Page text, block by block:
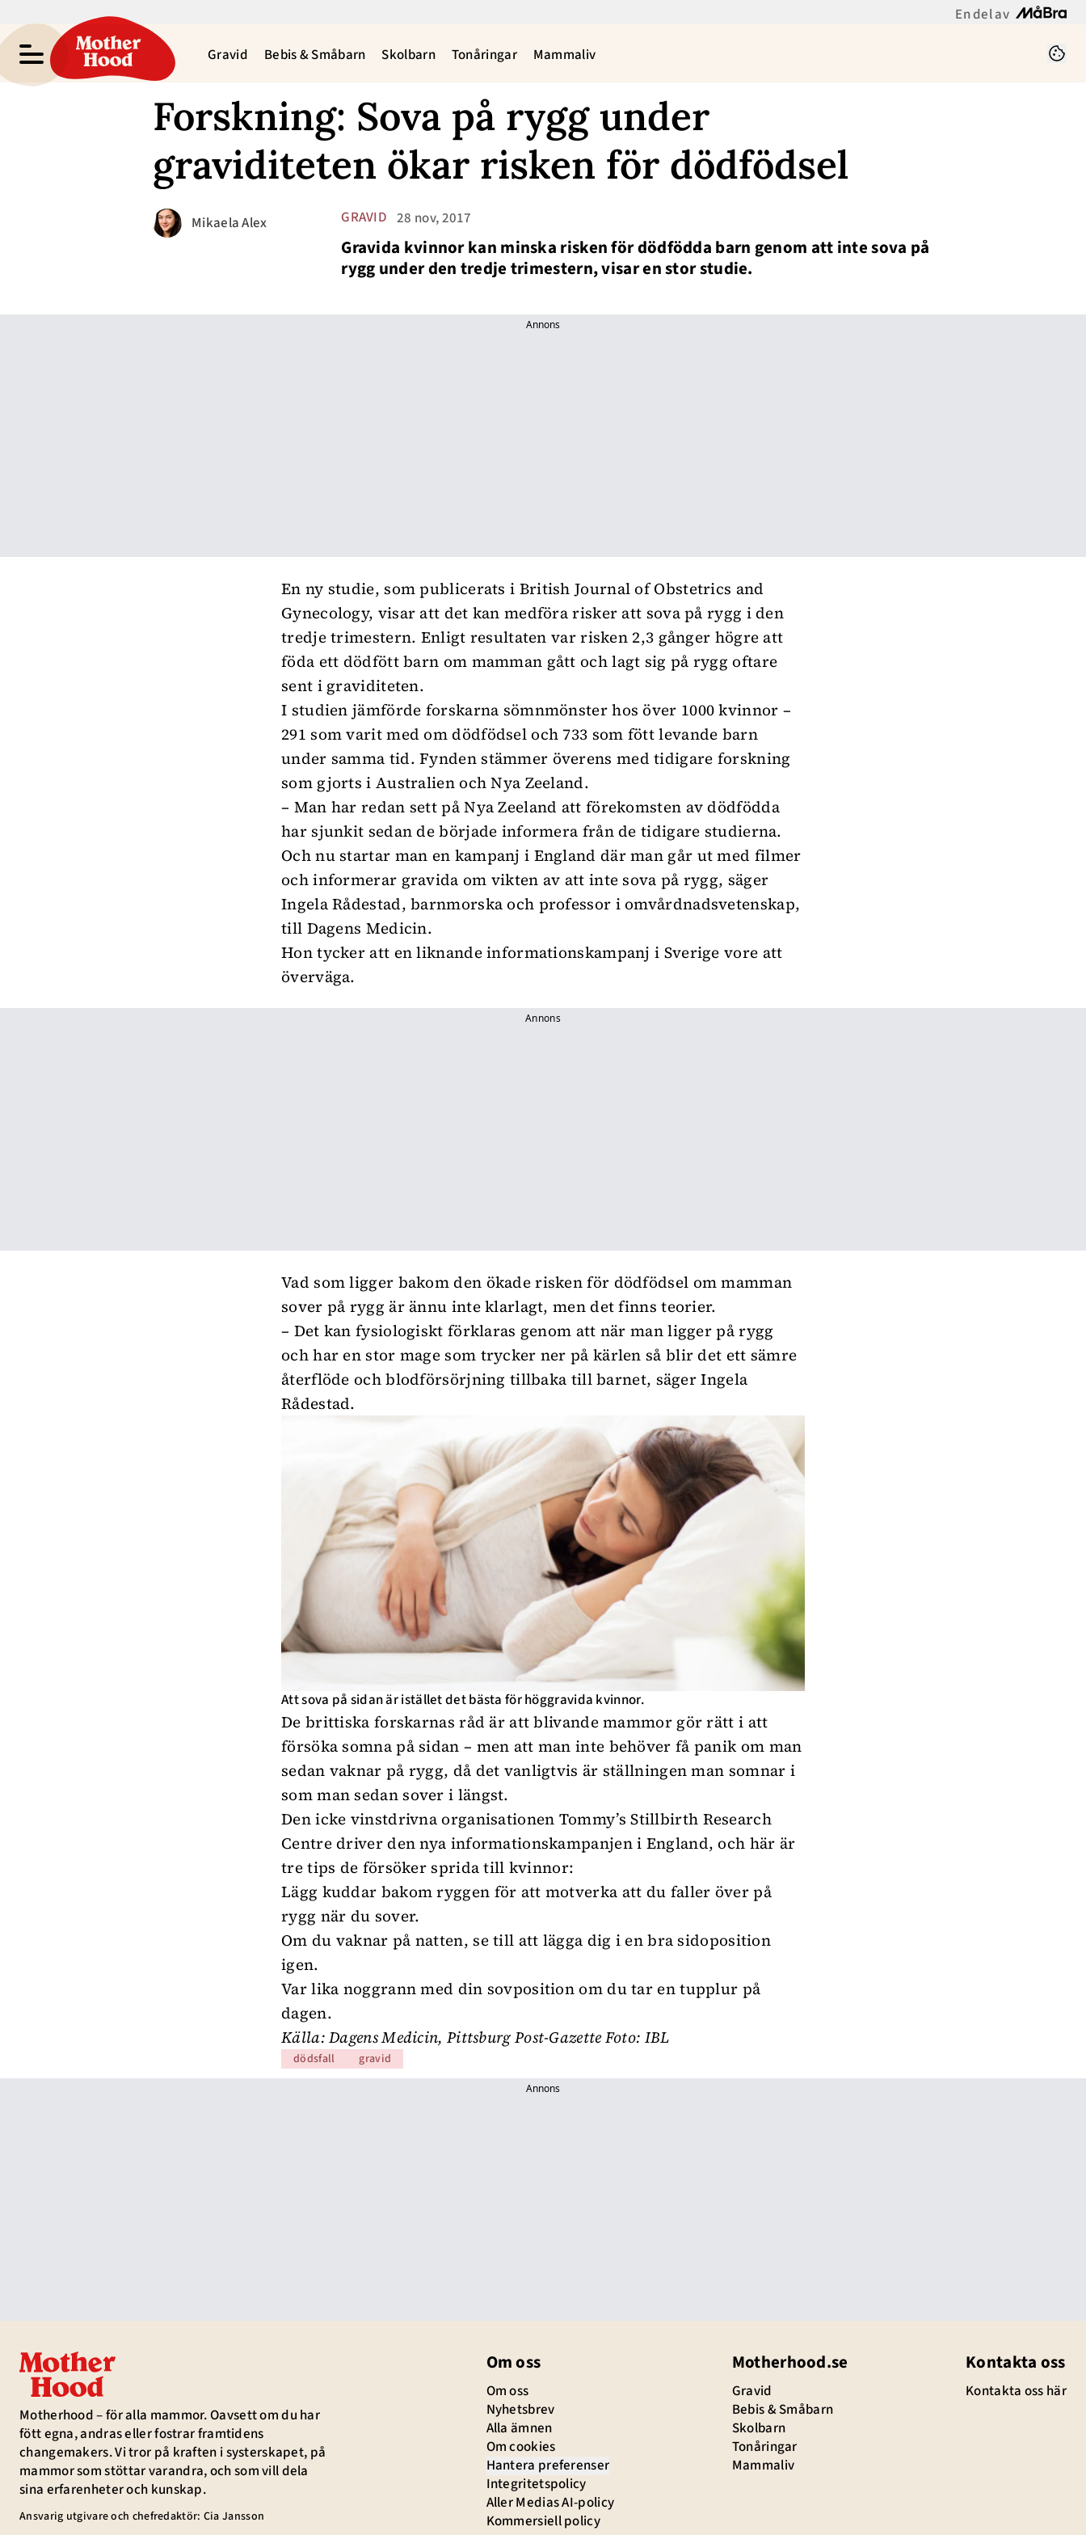
En del av
Gravid Bebis & Småbarn Skolbarn Tonåringar Mammaliv
Forskning: Sova på rygg under
graviditeten ökar risken för dödfödsel
GRAVID 28 nov, 2017
Mikaela Alex
Gravida kvinnor kan minska risken för dödfödda barn genom att inte sova på
rygg under den tredje trimestern, visar en stor studie.
Annons
En ny studie, som publicerats i British Journal of Obstetrics and
Gynecology, visar att det kan medföra risker att sova på rygg i den
tredje trimestern. Enligt resultaten var risken 2,3 gånger högre att
föda ett dödfött barn om mamman gått och lagt sig på rygg oftare
sent i graviditeten.
I studien jämförde forskarna sömnmönster hos över 1000 kvinnor –
291 som varit med om dödfödsel och 733 som fött levande barn
under samma tid. Fynden stämmer överens med tidigare forskning
som gjorts i Australien och Nya Zeeland.
– Man har redan sett på Nya Zeeland att förekomsten av dödfödda
har sjunkit sedan de började informera från de tidigare studierna.
Och nu startar man en kampanj i England där man går ut med filmer
och informerar gravida om vikten av att inte sova på rygg, säger
Ingela Rådestad, barnmorska och professor i omvårdnadsvetenskap,
till Dagens Medicin.
Hon tycker att en liknande informationskampanj i Sverige vore att
överväga.
Annons
Vad som ligger bakom den ökade risken för dödfödsel om mamman
sover på rygg är ännu inte klarlagt, men det finns teorier.
– Det kan fysiologiskt förklaras genom att när man ligger på rygg
och har en stor mage som trycker ner på kärlen så blir det ett sämre
återflöde och blodförsörjning tillbaka till barnet, säger Ingela
Rådestad.
Att sova på sidan är istället det bästa för höggravida kvinnor.
De brittiska forskarnas råd är att blivande mammor gör rätt i att
försöka somna på sidan – men att man inte behöver få panik om man
sedan vaknar på rygg, då det vanligtvis är ställningen man somnar i
som man sedan sover i längst.
Den icke vinstdrivna organisationen Tommy’s Stillbirth Research
Centre driver den nya informationskampanjen i England, och här är
tre tips de försöker sprida till kvinnor:
Lägg kuddar bakom ryggen för att motverka att du faller över på
rygg när du sover.
Om du vaknar på natten, se till att lägga dig i en bra sidoposition
igen.
Var lika noggrann med din sovposition om du tar en tupplur på
dagen.
Källa:Dagens Medicin, Pittsburg Post-GazetteFoto: IBL
dödsfall gravid
Annons
Motherhood – för alla mammor. Oavsett om du har
fött egna, andras eller fostrar framtidens
changemakers. Vi tror på kraften i systerskapet, på
mammor som stöttar varandra, och som vill dela
sina erfarenheter och kunskap.
Ansvarig utgivare och chefredaktör: Cia Jansson
Om oss
Om oss
Nyhetsbrev
Alla ämnen
Om cookies
Hantera preferenser
Integritetspolicy
Aller Medias AI-policy
Kommersiell policy
Motherhood.se
Gravid
Bebis & Småbarn
Skolbarn
Tonåringar
Mammaliv
Kontakta oss
Kontakta oss här